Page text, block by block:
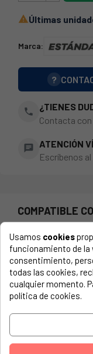
Últimas
Marca:
?
phone
¿TIENES
Contacta
chat ATENCIÓN
Escríbenos al
COMPATIBLE
El número de
electrodoméstico.
letras.
Interruptor ovalado
2 faston 4.8mm
Usamos cookies
funcionamiento de la
consentimiento,
todas las cookies,
cualquier momento.
política de cookies.